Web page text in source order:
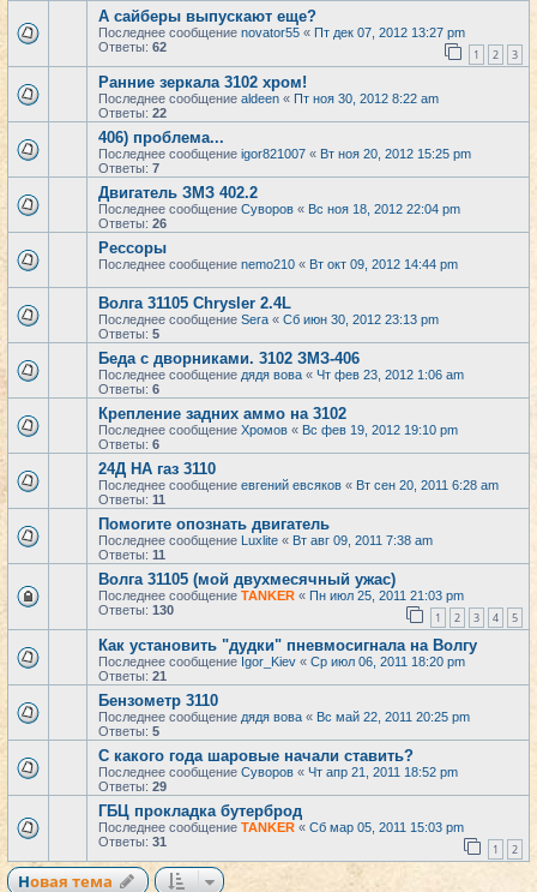
А сайберы выпускают еще?
Последнее сообщение novator55 « Пт дек 07, 2012 13:27 pm
Ответы: 62 1 2 3
Ранние зеркала 3102 хром!
Последнее сообщение aldeen « Пт ноя 30, 2012 8:22 am
Ответы: 22
406) проблема...
Последнее сообщение igor821007 « Вт ноя 20, 2012 15:25 pm
Ответы: 7
Двигатель ЗМЗ 402.2
Последнее сообщение Суворов « Вс ноя 18, 2012 22:04 pm
Ответы: 26
Рессоры
Последнее сообщение nemo210 « Вт окт 09, 2012 14:44 pm
Волга 31105 Chrysler 2.4L
Последнее сообщение Sera « Сб июн 30, 2012 23:13 pm
Ответы: 5
Беда с дворниками. 3102 ЗМЗ-406
Последнее сообщение дядя вова « Чт фев 23, 2012 1:06 am
Ответы: 6
Крепление задних аммо на 3102
Последнее сообщение Хромов « Вс фев 19, 2012 19:10 pm
Ответы: 6
24Д НА газ 3110
Последнее сообщение евгений евсяков « Вт сен 20, 2011 6:28 am
Ответы: 11
Помогите опознать двигатель
Последнее сообщение Luxlite « Вт авг 09, 2011 7:38 am
Ответы: 11
Волга 31105 (мой двухмесячный ужас)
Последнее сообщение TANKER « Пн июл 25, 2011 21:03 pm
Ответы: 130 1 2 3 4 5
Как установить "дудки" пневмосигнала на Волгу
Последнее сообщение Igor_Kiev « Ср июл 06, 2011 18:20 pm
Ответы: 21
Бензометр 3110
Последнее сообщение дядя вова « Вс май 22, 2011 20:25 pm
Ответы: 5
С какого года шаровые начали ставить?
Последнее сообщение Суворов « Чт апр 21, 2011 18:52 pm
Ответы: 29
ГБЦ прокладка бутерброд
Последнее сообщение TANKER « Сб мар 05, 2011 15:03 pm
Ответы: 31 1 2
Новая тема